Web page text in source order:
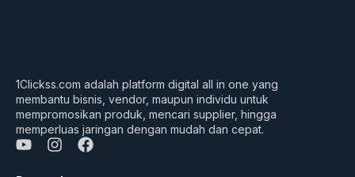
1Clickss.com adalah platform digital all in one yang
membantu bisnis, vendor, maupun individu untuk
mempromosikan produk, mencari supplier, hingga
memperluas jaringan dengan mudah dan cepat.
Y
I
F